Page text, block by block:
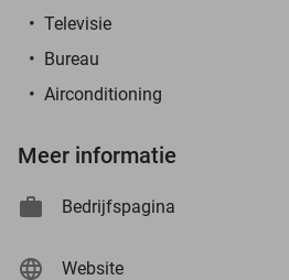
Televisie
Bureau
Airconditioning
Meer informatie
Bedrijfspagina
Website